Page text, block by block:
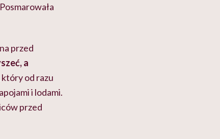
przed
a
od razu
i lodami.
przed